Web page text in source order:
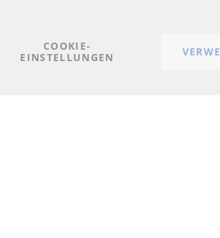
COOKIE-
EINSTELLUNGEN